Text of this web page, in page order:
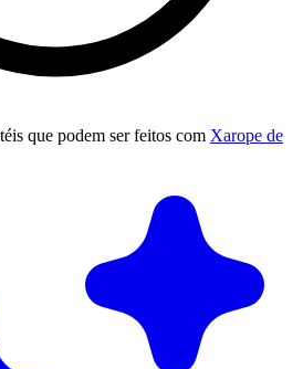
que podem ser feitos com Xarope de